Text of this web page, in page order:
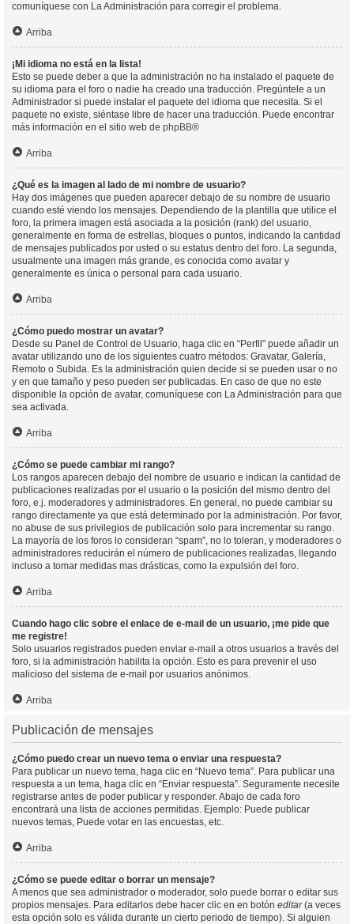
comuníquese con La Administración para corregir el problema.
Arriba
¡Mi idioma no está en la lista!
Esto se puede deber a que la administración no ha instalado el paquete de
su idioma para el foro o nadie ha creado una traducción. Pregúntele a un
Administrador si puede instalar el paquete del idioma que necesita. Si el
paquete no existe, siéntase libre de hacer una traducción. Puede encontrar
más información en el sitio web de phpBB®
Arriba
¿Qué es la imagen al lado de mi nombre de usuario?
Hay dos imágenes que pueden aparecer debajo de su nombre de usuario
cuando esté viendo los mensajes. Dependiendo de la plantilla que utilice el
foro, la primera imagen está asociada a la posición (rank) del usuario,
generalmente en forma de estrellas, bloques o puntos, indicando la cantidad
de mensajes publicados por usted o su estatus dentro del foro. La segunda,
usualmente una imagen más grande, es conocida como avatar y
generalmente es única o personal para cada usuario.
Arriba
¿Cómo puedo mostrar un avatar?
Desde su Panel de Control de Usuario, haga clic en “Perfil” puede añadir un
avatar utilizando uno de los siguientes cuatro métodos: Gravatar, Galería,
Remoto o Subida. Es la administración quien decide si se pueden usar o no
y en que tamaño y peso pueden ser publicadas. En caso de que no este
disponible la opción de avatar, comuníquese con La Administración para que
sea activada.
Arriba
¿Cómo se puede cambiar mi rango?
Los rangos aparecen debajo del nombre de usuario e indican la cantidad de
publicaciones realizadas por el usuario o la posición del mismo dentro del
foro, e.j. moderadores y administradores. En general, no puede cambiar su
rango directamente ya que está determinado por la administración. Por favor,
no abuse de sus privilegios de publicación solo para incrementar su rango.
La mayoría de los foros lo consideran “spam”, no lo toleran, y moderadores o
administradores reducirán el número de publicaciones realizadas, llegando
incluso a tomar medidas mas drásticas, como la expulsión del foro.
Arriba
Cuando hago clic sobre el enlace de e-mail de un usuario, ¡me pide que
me registre!
Solo usuarios registrados pueden enviar e-mail a otros usuarios a través del
foro, si la administración habilita la opción. Esto es para prevenir el uso
malicioso del sistema de e-mail por usuarios anónimos.
Arriba
Publicación de mensajes
¿Cómo puedo crear un nuevo tema o enviar una respuesta?
Para publicar un nuevo tema, haga clic en “Nuevo tema”. Para publicar una
respuesta a un tema, haga clic en “Enviar respuesta”. Seguramente necesite
registrarse antes de poder publicar y responder. Abajo de cada foro
encontrará una lista de acciones permitidas. Ejemplo: Puede publicar
nuevos temas, Puede votar en las encuestas, etc.
Arriba
¿Cómo se puede editar o borrar un mensaje?
A menos que sea administrador o moderador, solo puede borrar o editar sus
propios mensajes. Para editarlos debe hacer clic en en botón editar(a veces
esta opción solo es válida durante un cierto periodo de tiempo). Si alguien